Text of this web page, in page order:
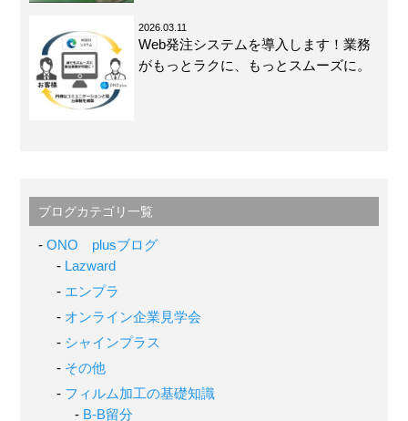
2026.03.11
Web発注システムを導入します！業務
がもっとラクに、もっとスムーズに。
ブログカテゴリ一覧
ONO plusブログ
Lazward
エンプラ
オンライン企業見学会
シャインプラス
その他
フィルム加工の基礎知識
B-B留分